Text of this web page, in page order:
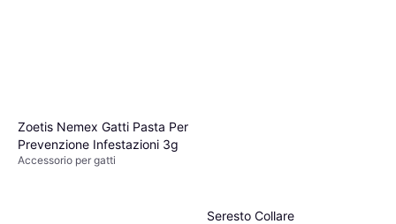
Zoetis Nemex Gatti Pasta Per
Prevenzione Infestazioni 3g
Accessorio per gatti
Seresto Collare